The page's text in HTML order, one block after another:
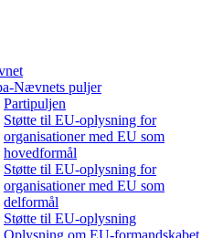
Nævnets puljer
Partipuljen
Støtte til EU-oplysning for
organisationer med EU som
hovedformål
Støtte til EU-oplysning for
organisationer med EU som
delformål
Støtte til EU-oplysning
Oplysning om EU-formandskabet